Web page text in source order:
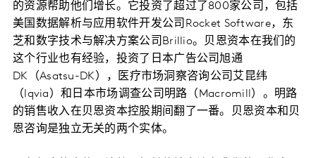
的资源帮助他们增长。它投资了超过了800家公司，包括
美国数据解析与应用软件开发公司Rocket Software，东
芝和数字技术与解决方案公司Brillio。贝恩资本在我们的
这个行业也有经验，投资了日本广告公司旭通
DK（Asatsu-DK），医疗市场洞察咨询公司艾昆纬
（Iqvia）和日本市场调查公司明路（Macromill）。明路
的销售收入在贝恩资本控股期间翻了一番。贝恩资本和贝
恩咨询是独立无关的两个实体。